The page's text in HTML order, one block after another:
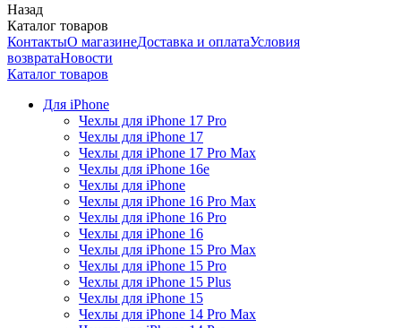
Назад
Каталог товаров
КонтактыО магазинеДоставка и оплатаУсловия
возвратаНовости
Каталог товаров
Для iPhone
Чехлы для iPhone 17 Pro
Чехлы для iPhone 17
Чехлы для iPhone 17 Pro Max
Чехлы для iPhone 16e
Чехлы для iPhone
Чехлы для iPhone 16 Pro Max
Чехлы для iPhone 16 Pro
Чехлы для iPhone 16
Чехлы для iPhone 15 Pro Max
Чехлы для iPhone 15 Pro
Чехлы для iPhone 15 Plus
Чехлы для iPhone 15
Чехлы для iPhone 14 Pro Max